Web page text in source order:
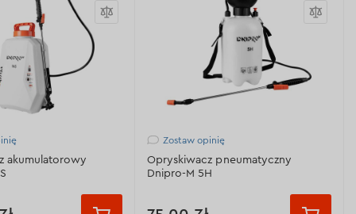
akumulatorowy
Zostaw opinię
Opryskiwacz pneumatyczny
Dnipro-M 5H